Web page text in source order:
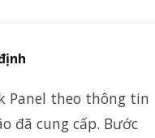
Panel theo thông tin
đã cung cấp. Bước